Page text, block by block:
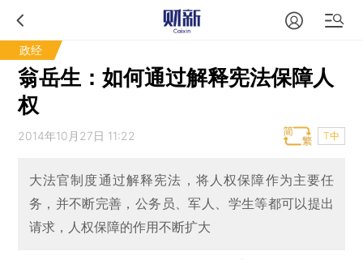
政经
翁岳生：如何通过解释宪法保障人
权
2014年10月27日 11:22 T中
大法官制度通过解释宪法，将人权保障作为主要任
务，并不断完善，公务员、军人、学生等都可以提出
请求，人权保障的作用不断扩大